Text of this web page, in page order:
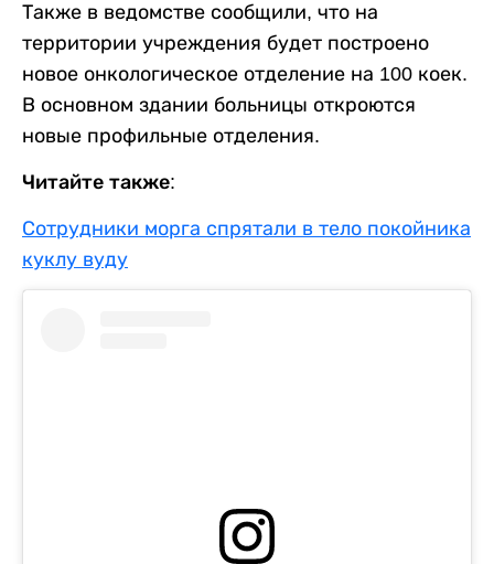
Также в ведомстве сообщили, что на
территории учреждения будет построено
новое онкологическое отделение на 100 коек.
В основном здании больницы откроются
новые профильные отделения.
Читайте также:
Сотрудники морга спрятали в тело покойника
куклу вуду